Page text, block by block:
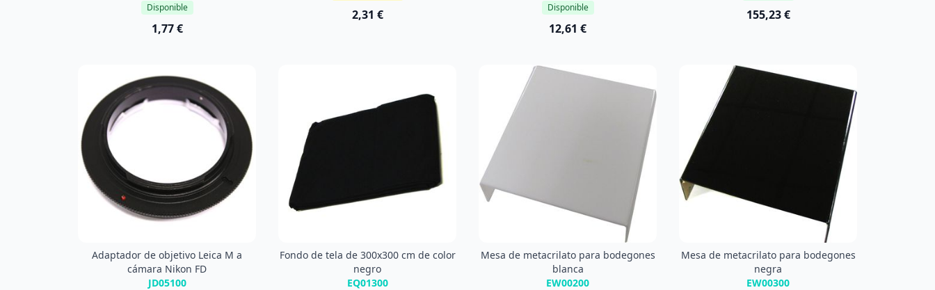
Disponible
1,77 €
2,31 € Disponible
12,61 €
155,23 €
Adaptador de objetivo Leica M a
cámara Nikon FD
JD05100
Fondo de tela de 300x300 cm de color
negro
EQ01300
Mesa de metacrilato para bodegones
blanca
EW00200
Mesa de metacrilato para bodegones
negra
EW00300